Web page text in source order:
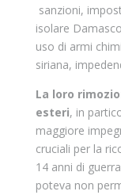
sanzioni,
isolare
uso di armi
siriana,
La loro
esteri, in
maggiore
cruciali per la
14 anni di
poteva non